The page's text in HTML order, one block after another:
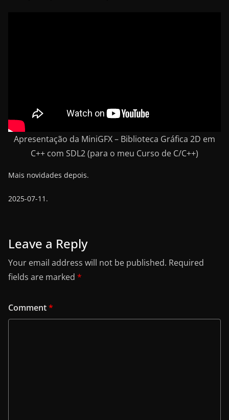
Apresentação da MiniGFX – Biblioteca Gráfica 2D em
C++ com SDL2 (para o meu Curso de C/C++)
Mais novidades depois.
2025-07-11.
Leave a Reply
Your email address will not be published. Required
fields are marked *
Comment*